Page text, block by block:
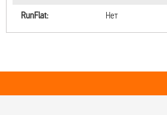
RunFlat:
Нет